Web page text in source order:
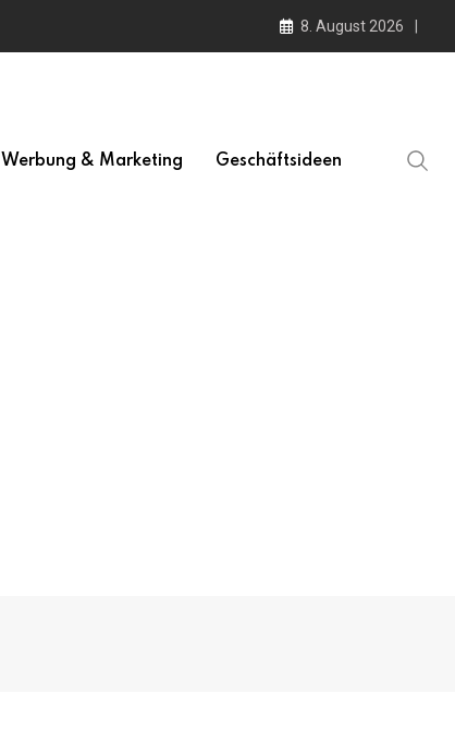
8. August 2026
Werbung & Marketing Geschäftsideen